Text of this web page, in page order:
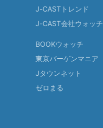
J-CASTトレンド
J-CAST会社ウォッチ
BOOKウォッチ
東京バーゲンマニア
Jタウンネット
ゼロまる